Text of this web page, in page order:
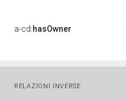
a-cd:hasOwner
RELAZIONI INVERSE